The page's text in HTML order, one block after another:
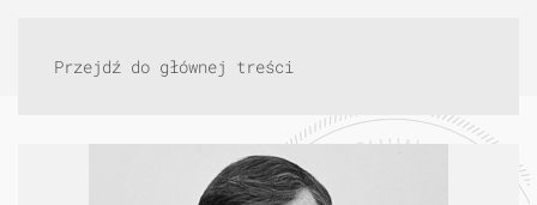
Przejdź do głównej treści